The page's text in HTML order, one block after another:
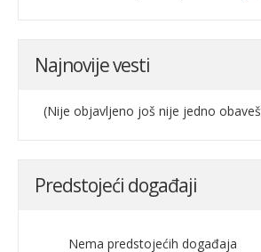
Najnovije vesti
(Nije objavljeno još nije jedno
Predstojeći događaji
Nema predstojećih događaja